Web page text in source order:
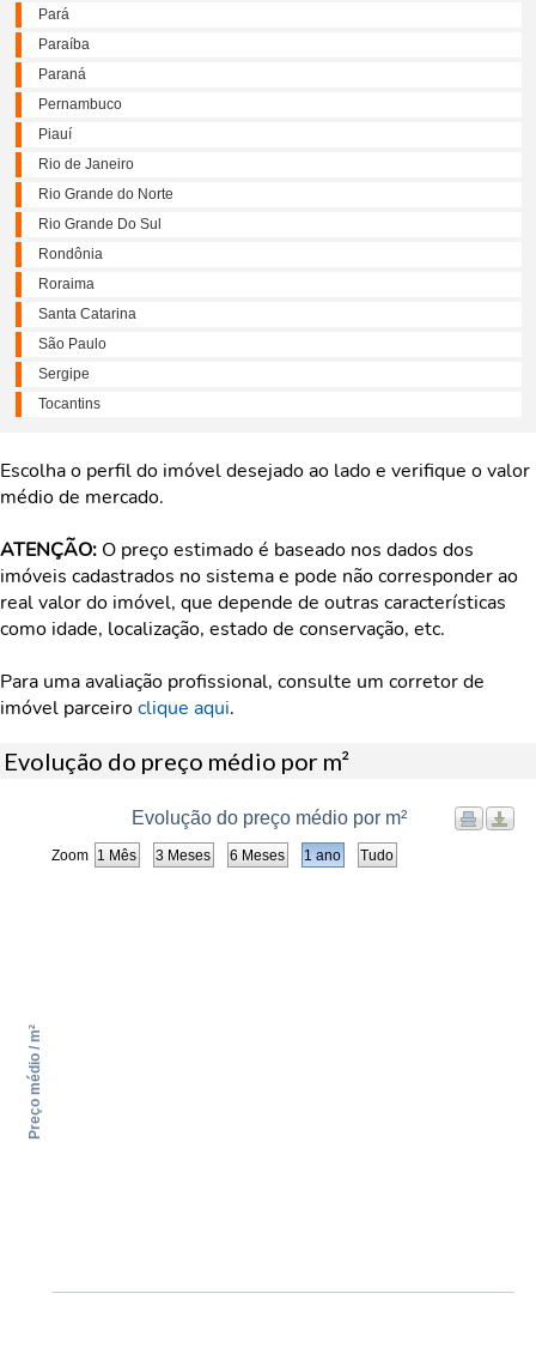
Pará
Paraíba
Paraná
Pernambuco
Piauí
Rio de Janeiro
Rio Grande do Norte
Rio Grande Do Sul
Rondônia
Roraima
Santa Catarina
São Paulo
Sergipe
Tocantins
Escolha o perfil do imóvel desejado ao lado e verifique o valor
médio de mercado.
ATENÇÃO: O preço estimado é baseado nos dados dos
imóveis cadastrados no sistema e pode não corresponder ao
real valor do imóvel, que depende de outras características
como idade, localização, estado de conservação, etc.
Para uma avaliação profissional, consulte um corretor de
imóvel parceiroclique aqui.
Evolução do preço médio por m²
Zoom
Evolução do preço médio por m²
Preço médio / m²
1 Mês 3 Meses 6 Meses 1 ano Tudo